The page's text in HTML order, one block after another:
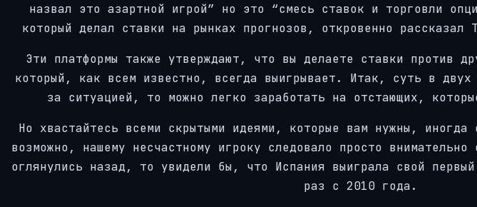
назвал это азартной игрой” но это “смесь ставок и торговли
который делал ставки на рынках прогнозов, откровенно
Эти платформы также утверждают, что вы делаете ставки против
который, как всем известно, всегда выигрывает. Итак, суть в двух
за ситуацией, то можно легко заработать на отстающих,
Но хвастайтесь всеми скрытыми идеями, которые вам нужны, иногда
возможно, нашему несчастному игроку следовало просто
оглянулись назад, то увидели бы, что Испания выиграла свой
раз с 2010 года.